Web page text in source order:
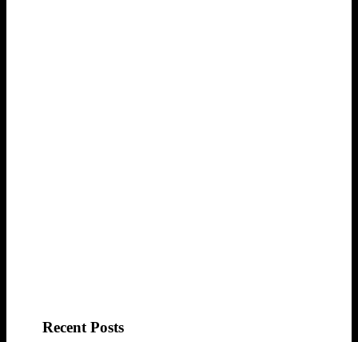
Recent Posts